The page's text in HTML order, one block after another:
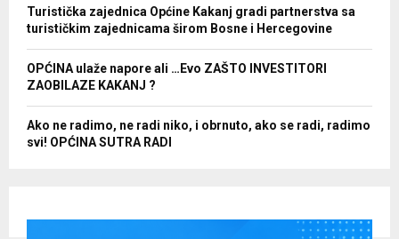
Turistička zajednica Općine Kakanj gradi partnerstva sa
turističkim zajednicama širom Bosne i Hercegovine
OPĆINA ulaže napore ali …Evo ZAŠTO INVESTITORI
ZAOBILAZE KAKANJ ?
Ako ne radimo, ne radi niko, i obrnuto, ako se radi, radimo
svi! OPĆINA SUTRA RADI